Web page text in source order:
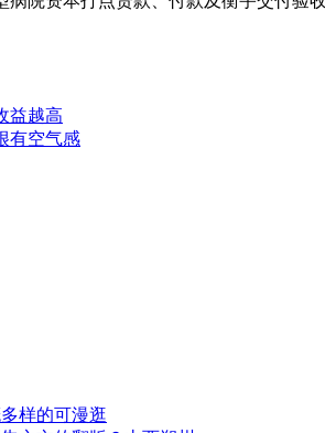
益越高
有空气感
样的可漫逛